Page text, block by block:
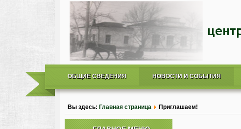
ОБЩИЕ СВЕДЕНИЯ НОВОСТИ И СОБЫТИЯ
Вы здесь: Главная страница Приглашаем!